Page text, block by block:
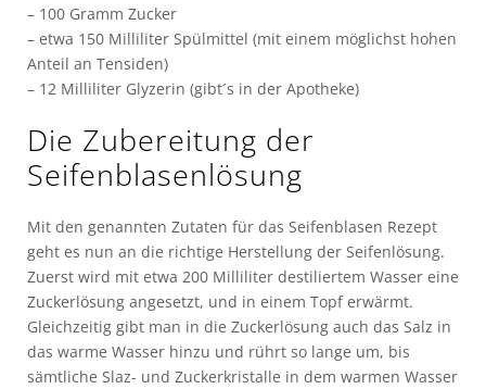
– 100 Gramm Zucker
– etwa 150 Milliliter Spülmittel (mit einem möglichst hohen
Anteil an Tensiden)
– 12 Milliliter Glyzerin (gibt´s in der Apotheke)
Die Zubereitung der
Seifenblasenlösung
Mit den genannten Zutaten für das Seifenblasen Rezept
geht es nun an die richtige Herstellung der Seifenlösung.
Zuerst wird mit etwa 200 Milliliter destiliertem Wasser eine
Zuckerlösung angesetzt, und in einem Topf erwärmt.
Gleichzeitig gibt man in die Zuckerlösung auch das Salz in
das warme Wasser hinzu und rührt so lange um, bis
sämtliche Slaz- und Zuckerkristalle in dem warmen Wasser